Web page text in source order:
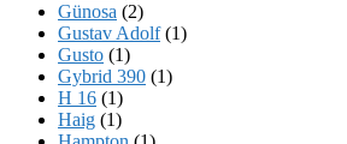
Günosa (2)
Gustav Adolf(1)
Gusto (1)
Gybrid 390 (1)
H 16 (1)
Haig (1)